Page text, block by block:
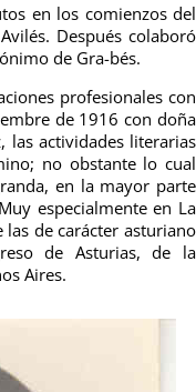
en los comienzos del
Después colaboró
de Gra-bés.
profesionales con
de 1916 con doña
las actividades literarias
no obstante lo cual
en la mayor parte
especialmente en La
las de carácter asturiano
de Asturias, de la
Aires.